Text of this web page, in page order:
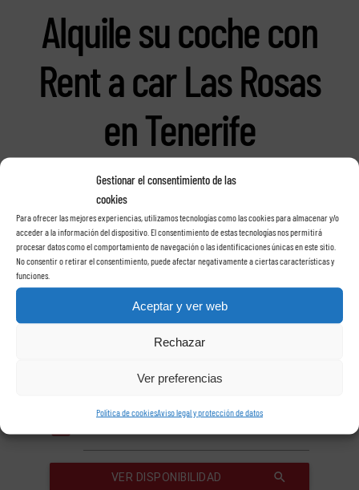
Gestionar el consentimiento de las
cookies
Para ofrecer las mejores experiencias, utilizamos tecnologías como las cookies para almacenar y/o
acceder a la información del dispositivo. El consentimiento de estas tecnologías nos permitirá
procesar datos como el comportamiento de navegación o las identificaciones únicas en este sitio.
No consentir o retirar el consentimiento, puede afectar negativamente a ciertas características y
funciones.
Aceptar y ver web
Rechazar
Ver preferencias
Política de cookiesAviso legal y protección de datos
Alquile su coche con
Rent a car Las Rosas
en Tenerife